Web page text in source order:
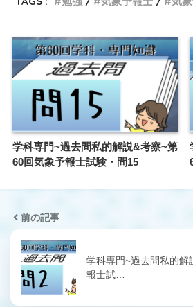
学科専門~過去問私的解説&考察~第
60回気象予報士試験・問15
前の記事
学科専門~過去問私的解
報士試…